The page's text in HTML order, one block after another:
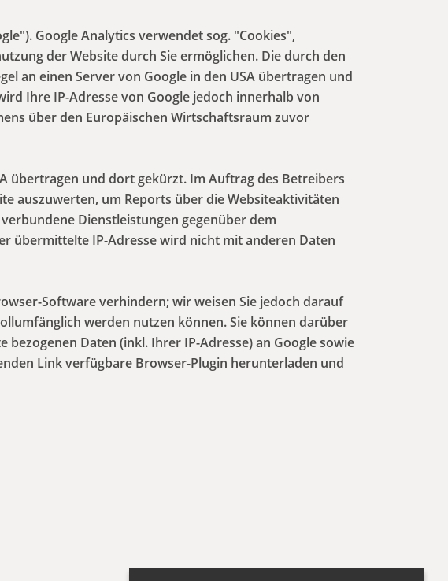
Google Analytics verwendet sog. "Cookies",
der Website durch Sie ermöglichen. Die durch den
an einen Server von Google in den USA übertragen und
Ihre IP-Adresse von Google jedoch innerhalb von
über den Europäischen Wirtschaftsraum zuvor
übertragen und dort gekürzt. Im Auftrag des Betreibers
auszuwerten, um Reports über die Websiteaktivitäten
Dienstleistungen gegenüber dem
übermittelte IP-Adresse wird nicht mit anderen Daten
Software verhindern; wir weisen Sie jedoch darauf
werden nutzen können. Sie können darüber
Daten (inkl. Ihrer IP-Adresse) an Google sowie
Link verfügbare Browser-Plugin herunterladen und